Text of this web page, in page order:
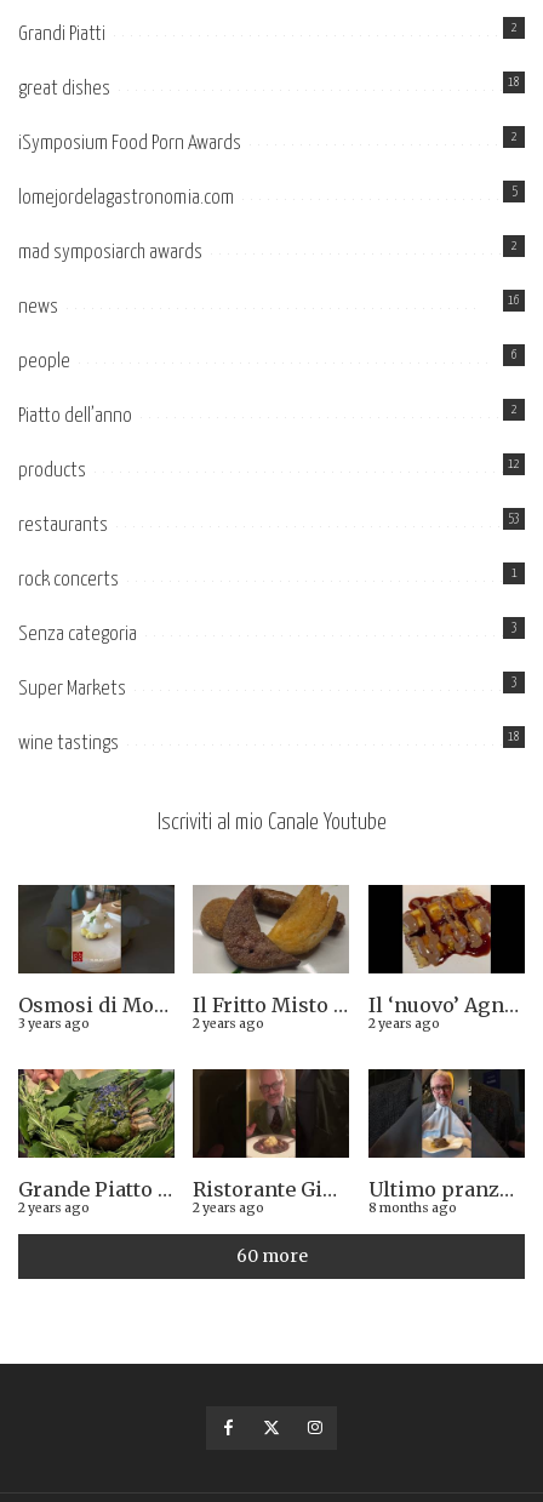
Grandi Piatti 2
great dishes 18
iSymposium Food Porn Awards 2
lomejordelagastronomia.com 5
mad symposiarch awards 2
news 16
people 6
Piatto dell’anno 2
products 12
restaurants 53
rock concerts 1
Senza categoria 3
Super Markets 3
wine tastings 18
Iscriviti al mio Canale Youtube
Osmosi di Montepulciano nuova stella Michelin. Avevamo visto lungo il 14.08.2023
3 years ago
Il Fritto Misto del Centro di Priocca
2 years ago
Il ‘nuovo’ Agnolotto di Torino del Mago Rabin
2 years ago
Grande Piatto al rist. Quintilio di Altare SV: Carrè di agnello in crosta di erbe aromatiche liguri
2 years ago
Ristorante Giglio di Lucca. Stella Michelin sì o no?
2 years ago
Ultimo pranzo torinese al ristorante Casa Vicina. 13/12/2025
8 months ago
60 more